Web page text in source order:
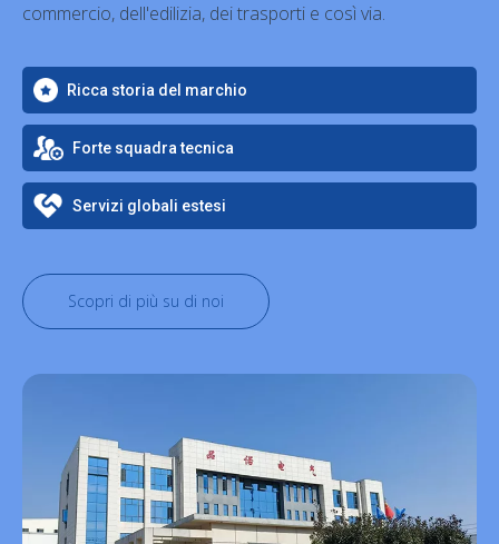
commercio, dell'edilizia, dei trasporti e così via.
Ricca storia del marchio
Forte squadra tecnica
Servizi globali estesi
Scopri di più su di noi